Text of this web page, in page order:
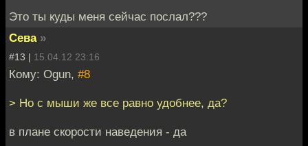
Это ты куды меня сейчас послал???
Сева »
#13 | 15.04.12 23:16
Кому: Ogun, #8
> Но с мыши же все равно удобнее, да?
в плане скорости наведения - да